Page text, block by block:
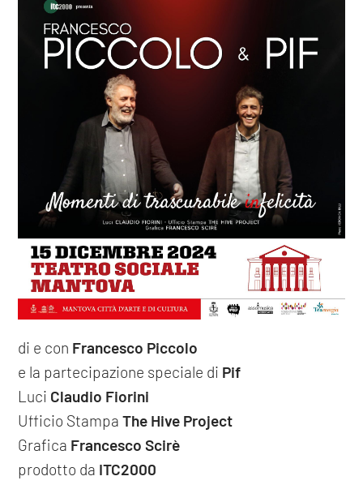
di e con Francesco Piccolo
e la partecipazione speciale di Pif
Luci Claudio Fiorini
Ufficio StampaThe Hive Project
Grafica Francesco Scirè
prodotto da ITC2000